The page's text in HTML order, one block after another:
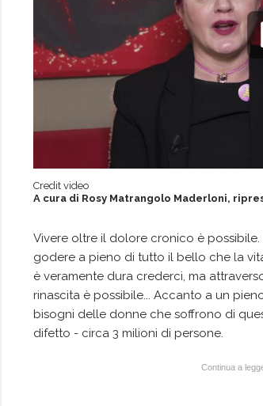
Credit video
A cura di Rosy Matrangolo Maderloni,
Vivere oltre il dolore cronico è
godere a pieno di tutto il bello che la
è veramente dura crederci, ma
rinascita è possibile... Accanto a un
bisogni delle donne che soffrono di
difetto - circa 3 milioni di persone.
Continua a